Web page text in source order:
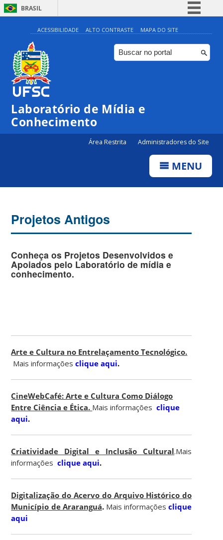
BRASIL
Simplifique!
Comunica BR
Participe
ACESSIBILIDADE ALTO CONTRASTE MAPA DO SITE
Laboratório de Mídia e
Conhecimento
Área Restrita Administradores do Site
MENU
Projetos Antigos
Conheça os Projetos Desenvolvidos e
Apoiados pelo Laboratório de mídia e
conhecimento.
Arte e Cultura no Entrelaçamento Tecnológico.
Mais informaçõesclique aqui.
CineWebCafé: Arte e Cultura Como Diálogo
Entre Ciência e Ética. Mais informações clique
aqui.
Criatividade Digital e Inclusão Cultural.Mais
informações clique aqui.
Digitalização do Acervo do Arquivo Histórico do
Município de Araranguá.Mais informações clique
aqui